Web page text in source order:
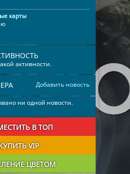
карты
активности.
Добавить новость
ни одной новости.
В ТОП
VIP
ЦВЕТОМ